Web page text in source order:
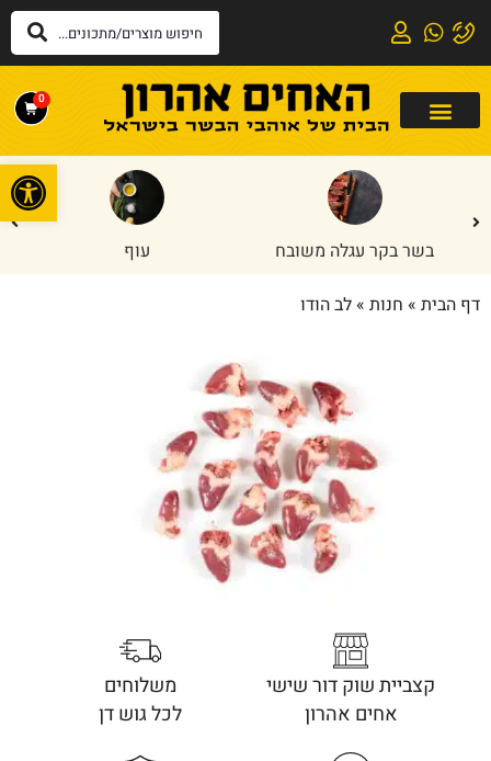
0
בשר בקר עגלה משובח עוף
דף הבית » חנות »לב הודו
קצביית שוק דור שישי
אחים אהרון
משלוחים
לכל גוש דן